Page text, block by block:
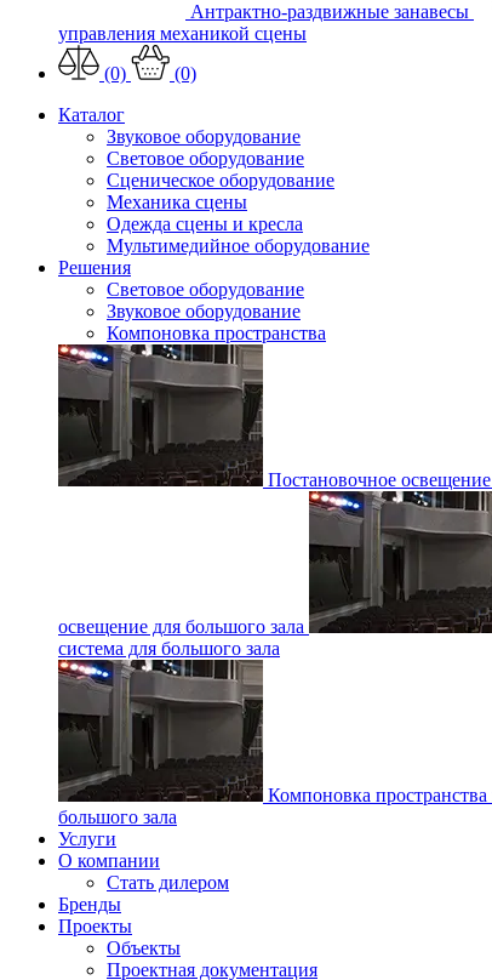
Антрактно-раздвижные занавесы
управления механикой сцены
(0)
(0)
Каталог
Звуковое оборудование
Световое оборудование
Сценическое оборудование
Механика сцены
Одежда сцены и кресла
Мультимедийное оборудование
Решения
Световое оборудование
Звуковое оборудование
Компоновка пространства
Постановочное освещение
освещение для большого зала
система для большого зала
Компоновка пространства
большого зала
Услуги
О компании
Стать дилером
Бренды
Проекты
Объекты
Проектная документация